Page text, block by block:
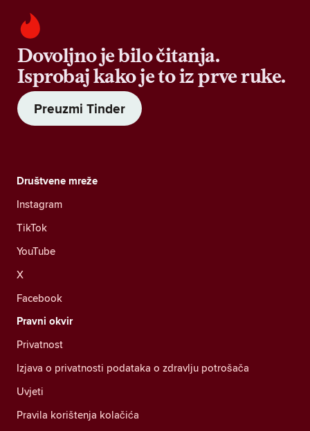
Dovoljno je bilo čitanja.
Isprobaj kako je to iz prve ruke.
Preuzmi Tinder
Društvene mreže
Instagram
TikTok
YouTube
X
Facebook
Pravni okvir
Privatnost
Izjava o privatnosti podataka o zdravlju potrošača
Uvjeti
Pravila korištenja kolačića